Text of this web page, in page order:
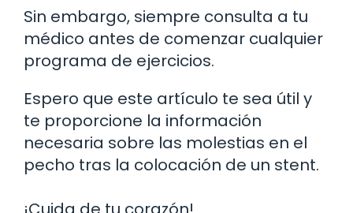
Sin embargo, siempre consulta a tu
médico antes de comenzar cualquier
programa de ejercicios.
Espero que este artículo te sea útil y
te proporcione la información
necesaria sobre las molestias en el
pecho tras la colocación de un stent.